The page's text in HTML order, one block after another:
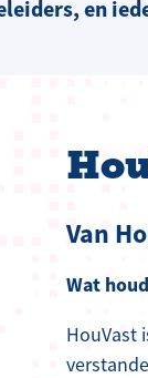
en
Van
Wat
HouVast